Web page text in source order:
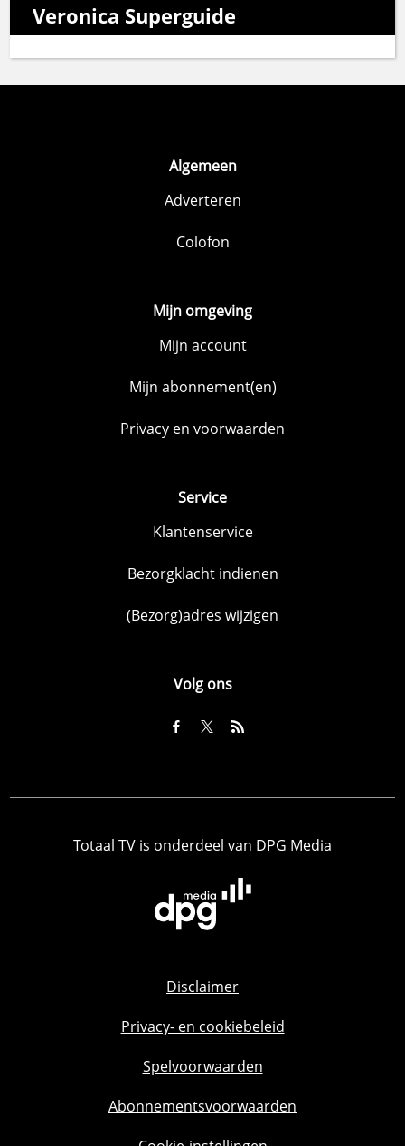
Veronica Superguide
Algemeen
Adverteren
Colofon
Mijn omgeving
Mijn account
Mijn abonnement(en)
Privacy en voorwaarden
Service
Klantenservice
Bezorgklacht indienen
(Bezorg)adres wijzigen
Volg ons
Totaal TV is onderdeel van DPG Media
Disclaimer
Privacy- en cookiebeleid
Spelvoorwaarden
Abonnementsvoorwaarden